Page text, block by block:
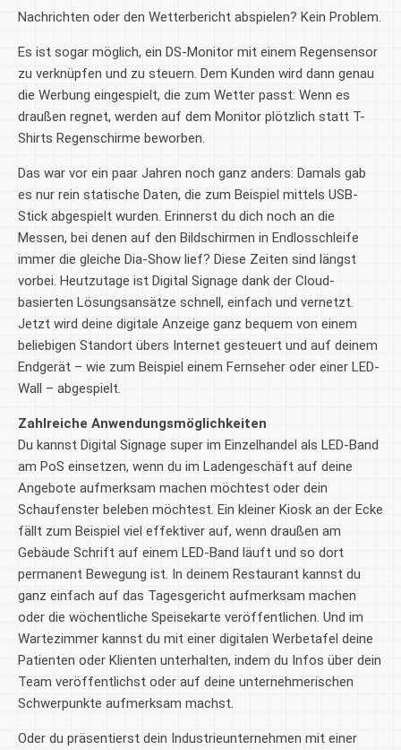
Nachrichten oder den Wetterbericht abspielen? Kein Problem.
Es ist sogar möglich, ein DS-Monitor mit einem Regensensor
zu verknüpfen und zu steuern. Dem Kunden wird dann genau
die Werbung eingespielt, die zum Wetter passt: Wenn es
draußen regnet, werden auf dem Monitor plötzlich statt T-
Shirts Regenschirme beworben.
Das war vor ein paar Jahren noch ganz anders: Damals gab
es nur rein statische Daten, die zum Beispiel mittels USB-
Stick abgespielt wurden. Erinnerst du dich noch an die
Messen, bei denen auf den Bildschirmen in Endlosschleife
immer die gleiche Dia-Show lief? Diese Zeiten sind längst
vorbei. Heutzutage ist Digital Signage dank der Cloud-
basierten Lösungsansätze schnell, einfach und vernetzt.
Jetzt wird deine digitale Anzeige ganz bequem von einem
beliebigen Standort übers Internet gesteuert und auf deinem
Endgerät – wie zum Beispiel einem Fernseher oder einer LED-
Wall – abgespielt.
Zahlreiche Anwendungsmöglichkeiten
Du kannst Digital Signage super im Einzelhandel als LED-Band
am PoS einsetzen, wenn du im Ladengeschäft auf deine
Angebote aufmerksam machen möchtest oder dein
Schaufenster beleben möchtest. Ein kleiner Kiosk an der Ecke
fällt zum Beispiel viel effektiver auf, wenn draußen am
Gebäude Schrift auf einem LED-Band läuft und so dort
permanent Bewegung ist. In deinem Restaurant kannst du
ganz einfach auf das Tagesgericht aufmerksam machen
oder die wöchentliche Speisekarte veröffentlichen. Und im
Wartezimmer kannst du mit einer digitalen Werbetafel deine
Patienten oder Klienten unterhalten, indem du Infos über dein
Team veröffentlichst oder auf deine unternehmerischen
Schwerpunkte aufmerksam machst.
Oder du präsentierst dein Industrieunternehmen mit einer